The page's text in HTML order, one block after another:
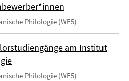
Philologie (WE5)
am Institut
Philologie (WE5)